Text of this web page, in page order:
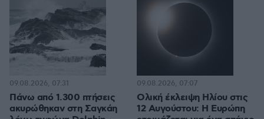
Πάνω από 1.300 πτήσεις
ακυρώθηκαν στη Σαγκάη
09.08.2026, 07:31
Ολική έκλειψη Ηλίου στις
12 Αυγούστου: Η Ευρώπη
09.08.2026, 07:07